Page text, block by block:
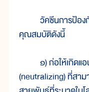
วัคซีนการป้องกัน
คุณสมบัติดังนี้
๑) ก่อให้เกิดแอ
(neutralizing) ที่สาม